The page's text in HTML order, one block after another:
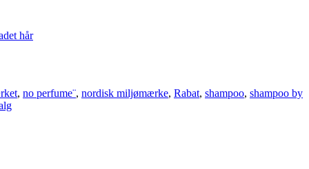
hår
, no perfume¨, nordisk miljømærke, Rabat, shampoo, shampoo by